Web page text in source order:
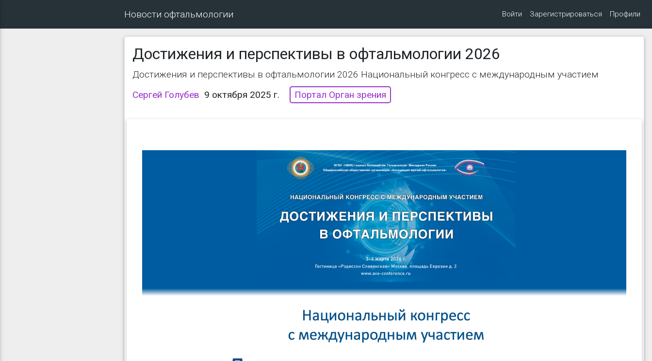
Новости офтальмологии Войти Зарегистрироваться Профили
Достижения и перспективы в офтальмологии 2026
Достижения и перспективы в офтальмологии 2026 Национальный конгресс с международным участием
Сергей Голубев 9 октября 2025 г. Портал Орган зрения